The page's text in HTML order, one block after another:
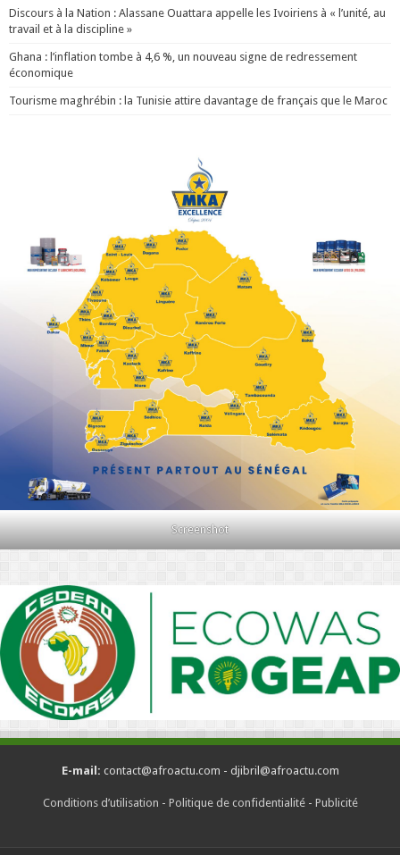
Discours à la Nation : Alassane Ouattara appelle les Ivoiriens à « l’unité, au
travail et à la discipline »
Ghana : l’inflation tombe à 4,6 %, un nouveau signe de redressement
économique
Tourisme maghrébin : la Tunisie attire davantage de français que le Maroc
Screenshot
E-mail: contact@afroactu.com - djibril@afroactu.com
Conditions d’utilisation - Politique de confidentialité- Publicité